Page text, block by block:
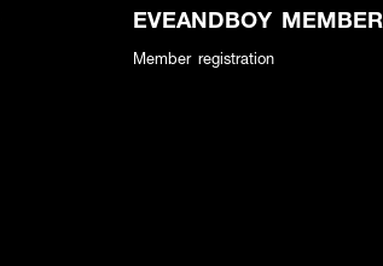
EVEANDBOY MEMBER
Member registration